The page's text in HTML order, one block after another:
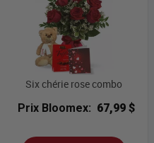
Six chérie rose combo
Prix Bloomex: 67,99 $